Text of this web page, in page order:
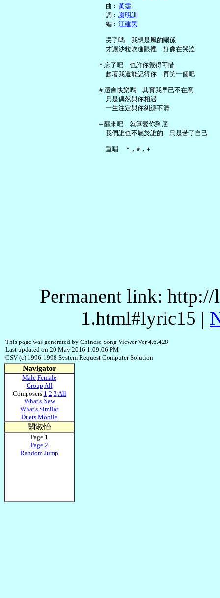
     曲︰
黃霑
     詞︰
謝明訓
     編︰
江建民
     哭了嗎　我想是風的關係
     才讓沙粒吹進眼裡　好像在哭泣
   ＊忘了吧　也許你覺得可惜
     趁著我還能記得你　再笑一個吧
   ＃還會快樂嗎　其實我早已不在意
     只是偶然與你相遇
     一生注定與你糾纏不清
   ＋醒來吧　就算愛你到底
     我們誰也不屬於誰的　只是苦了自己
Permanent link:
1.html#lyric15 |
This page was generated by Chinese Song Viewer Ver 4.6.428
Last updated on 20 May 2016 1:09:06 PM
CSV (c) 1996-1998 System Request Computer Solution
Navigator
Male Female
Group All
Composers 1 2 3 All
What's New
What's Similar
Duets Mobile
關淑怡
Page 1
Page 2
Random Jump